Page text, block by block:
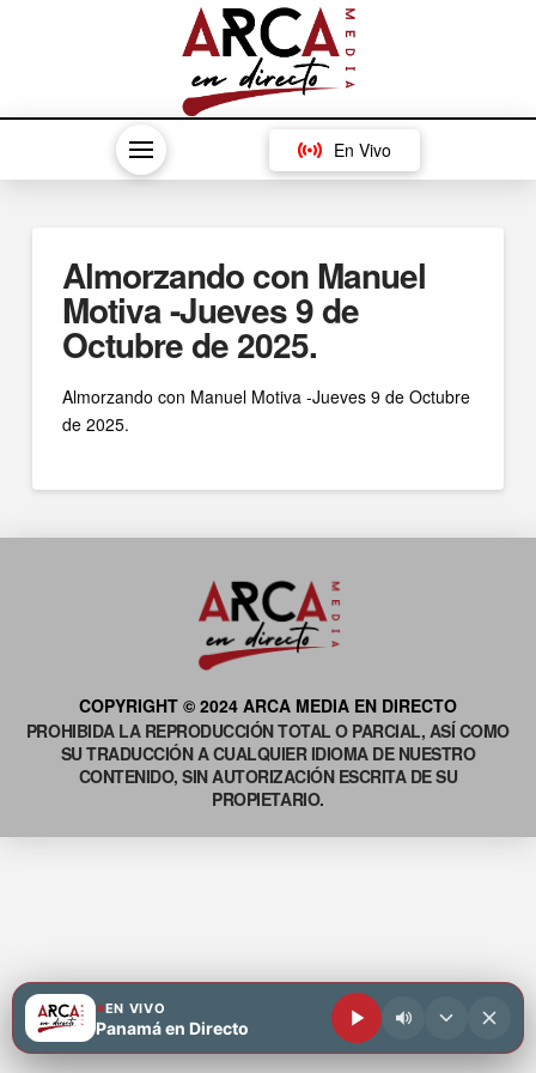
En Vivo
Almorzando con Manuel
Motiva -Jueves 9 de
Octubre de 2025.
Almorzando con Manuel Motiva -Jueves 9 de Octubre
de 2025.
COPYRIGHT © 2024 ARCA MEDIA EN DIRECTO
PROHIBIDA LA REPRODUCCIÓN TOTAL O PARCIAL, ASÍ COMO
SU TRADUCCIÓN A CUALQUIER IDIOMA DE NUESTRO
CONTENIDO, SIN AUTORIZACIÓN ESCRITA DE SU
PROPIETARIO.
EN VIVO
Panamá en Directo